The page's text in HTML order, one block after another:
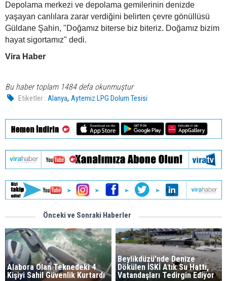
Depolama merkezi ve depolama gemilerinin denizde
yaşayan canlılara zarar verdiğini belirten çevre gönüllüsü
Güldane Şahin, "Doğamız biterse biz biteriz. Doğamız bizim
hayat sigortamız" dedi.
Vira Haber
Bu haber toplam 1484 defa okunmuştur
Etiketler : Alanya,Aytemiz LPG Dolum Tesisi
Önceki ve Sonraki Haberler
Alabora Olan Teknedeki 4
Kişiyi Sahil Güvenlik Kurtardı
Beylikdüzü'nde Denize
Dökülen İSKİ Atık Su Hattı,
Vatandaşları Tedirgin Ediyor